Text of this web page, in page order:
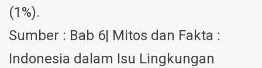
(1%).
Sumber : Bab 6| Mitos dan Fakta :
Indonesia dalam Isu Lingkungan